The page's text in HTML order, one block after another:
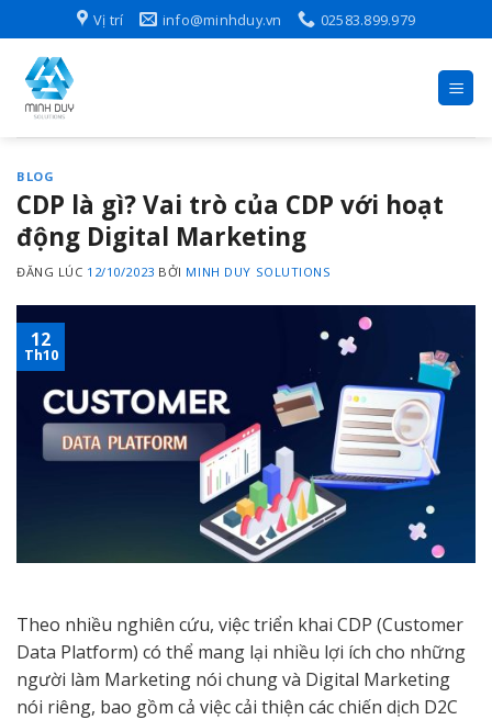
to
content
Vị trí info@minhduy.vn 02583.899.979
BLOG
CDP là gì? Vai trò của CDP với hoạt
động Digital Marketing
ĐĂNG LÚC 12/10/2023 BỞI MINH DUY SOLUTIONS
12
Th10
Theo nhiều nghiên cứu, việc triển khai CDP (Customer
Data Platform) có thể mang lại nhiều lợi ích cho những
người làm Marketing nói chung và Digital Marketing
nói riêng, bao gồm cả việc cải thiện các chiến dịch D2C